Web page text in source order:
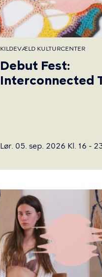
KILDEVÆLD KULTURCENTER
Debut Fest:
Interconnected
Lør. 05. sep. 2026 Kl. 16 -